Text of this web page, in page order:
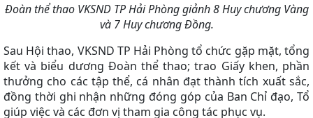
Đoàn thể thao VKSND TP Hải Phòng giảnh 8 Huy chương Vàng
và 7 Huy chương Đồng.
Sau Hội thao, VKSND TP Hải Phòng tổ chức gặp mặt, tổng
kết và biểu dương Đoàn thể thao; trao Giấy khen, phần
thưởng cho các tập thể, cá nhân đạt thành tích xuất sắc,
đồng thời ghi nhận những đóng góp của Ban Chỉ đạo, Tổ
giúp việc và các đơn vị tham gia công tác phục vụ.